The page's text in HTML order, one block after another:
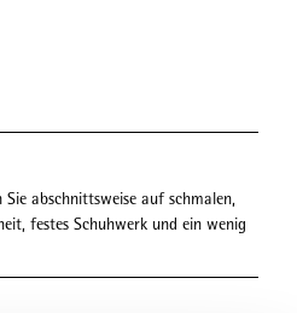
abschnittsweise auf schmalen,
festes Schuhwerk und ein wenig